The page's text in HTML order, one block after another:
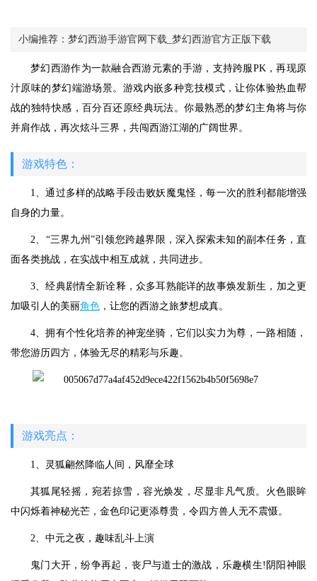
小编推荐：梦幻西游手游官网下载_梦幻西游官方正版下载
梦幻西游作为一款融合西游元素的手游，支持跨服PK，再现原
汁原味的梦幻端游场景。游戏内嵌多种竞技模式，让你体验热血帮
战的独特快感，百分百还原经典玩法。你最熟悉的梦幻主角将与你
并肩作战，再次炫斗三界，共闯西游江湖的广阔世界。
游戏特色：
1、通过多样的战略手段击败妖魔鬼怪，每一次的胜利都能增强
自身的力量。
2、“三界九州”引领您跨越界限，深入探索未知的副本任务，直
面各类挑战，在实战中相互成就，共同进步。
3、经典剧情全新诠释，众多耳熟能详的故事焕发新生，加之更
加吸引人的美丽角色 ，让您的西游之旅梦想成真。
4、拥有个性化培养的神宠坐骑，它们以实力为尊，一路相随，
带您游历四方，体验无尽的精彩与乐趣。
游戏亮点：
1、灵狐翩然降临人间，风靡全球
其狐尾轻摇，宛若掠雪，容光焕发，尽显非凡气质。火色眼眸
中闪烁着神秘光芒，金色印记更添尊贵，令四方兽人无不震慑。
2、中元之夜，趣味乱斗上演
鬼门大开，纷争再起，丧尸与道士的激战，乐趣横生!阴阳神眼